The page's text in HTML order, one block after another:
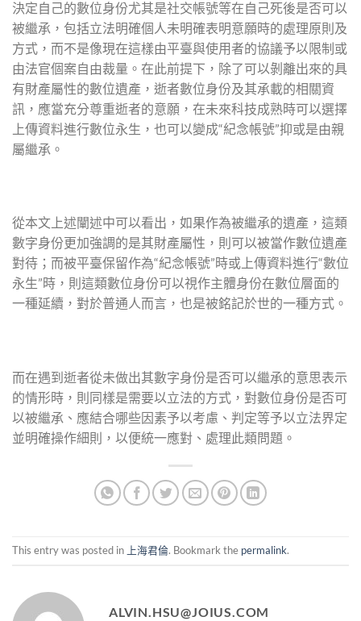
決定自己的數位身份尤其是社交帳號等在自己死後是否可以
被繼承，包括立法明確個人未明確表明意願時的處理原則及
方式，而不是像現在這樣由平臺與使用者的協議予以限制或
由法官個案自由裁量。在此前提下，除了可以剝離出來的具
有財產屬性的數位遺產，逝者數位身份及其承載的相關資
訊，應當充分尊重逝者的意願，在未來科技成熟時可以選擇
上傳資料進行數位永生，也可以變成“紀念帳號”抑或是由親
屬繼承。
從本文上述闡述中可以看出，如果作為被繼承的遺產，這類
數字身份更加強調的是其財產屬性，則可以被當作數位遺產
對待；而被平臺保留作為“紀念帳號”時或上傳資料進行“數位
永生”時，則這類數位身份可以視作主體身份在數位層面的
一種延續，對於普通人而言，也是被銘記於世的一種方式。
而在遇到逝者從未做出其數字身份是否可以繼承的意思表示
的情形時，則同樣是需要以立法的方式，對數位身份是否可
以被繼承、應結合哪些因素予以考慮、判定等予以立法界定
並明確操作細則，以便統一應對、處理此類問題。
This entry was posted in 上海君倫. Bookmark the permalink.
ALVIN.HSU@JOIUS.COM